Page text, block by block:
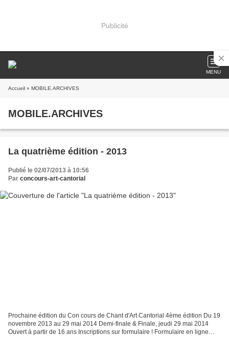
Publicité
MENU
Accueil » MOBILE.ARCHIVES
MOBILE.ARCHIVES
La quatrième édition - 2013
Publié le 02/07/2013 à 10:56
Par concours-art-cantorial
Prochaine édition du Con cours de Chant d'Art Cantorial 4ème édition Du 19
novembre 2013 au 29 mai 2014 Demi-finale & Finale, jeudi 29 mai 2014
Ouvert à partir de 16 ans Inscriptions sur formulaire ! Formulaire en ligne